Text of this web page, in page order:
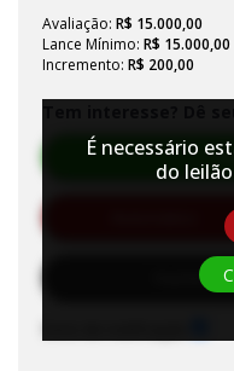
Avaliação: R$ 15.000,00
Lance Mínimo: R$ 15.000,00
Incremento: R$ 200,00
Habilite-
É necessário
do